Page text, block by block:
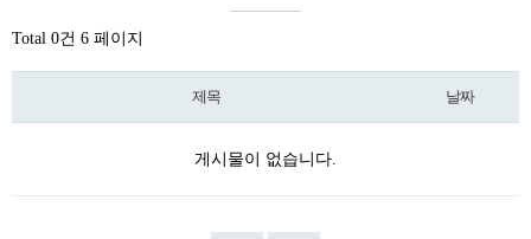
Total 0건 6 페이지
제목 날짜
게시물이 없습니다.